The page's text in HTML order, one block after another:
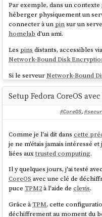
Par exemple, dans un contexte
héberger physiquement un
connecter à un pinsur un
homelab d'un ami.
Les pins distants, accessibles
Network-Bound Disk
Si le serveurNetwork-Bound
répondre uniquement aux
homelab, en cas de vol du
avec un serveurNetwork-
Pour être précis, dans la
sont obligatoires pour
pintanget un pinTPM2. Le
déverrouillage est défini par
, qui permet de
de la passphrase à partir des
Setup Fedora CoreOS
#CoreOS,
Comme je l'ai dit danscette
je ne m'étais jamais intéressé
liées auxtrusted computing.
Il y quelques jours, j'ai testé
CoreOS avec une clé de
puceTPM2à l'aide declevis.
Grâce àTPM, cette
déchiffrement au moment du